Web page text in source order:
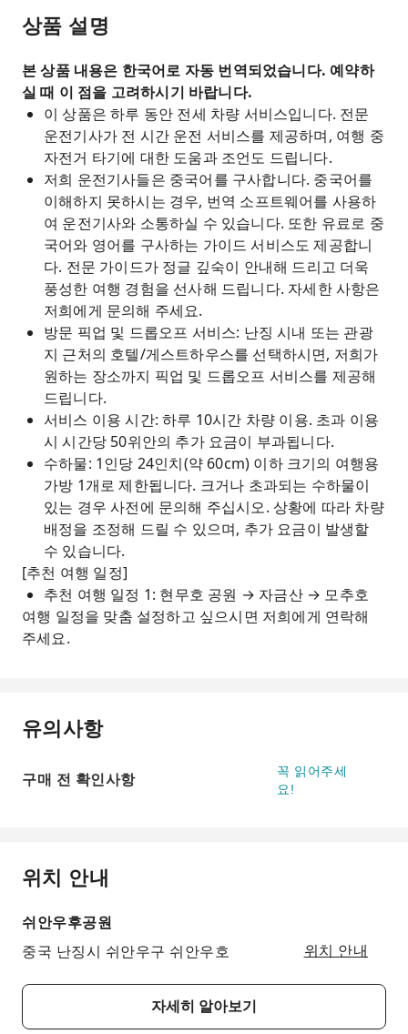
상품 설명
본 상품 내용은 한국어로 자동 번역되었습니다. 예약하
실 때 이 점을 고려하시기 바랍니다.
이 상품은 하루 동안 전세 차량 서비스입니다. 전문
운전기사가 전 시간 운전 서비스를 제공하며, 여행 중
자전거 타기에 대한 도움과 조언도 드립니다.
저희 운전기사들은 중국어를 구사합니다. 중국어를
이해하지 못하시는 경우, 번역 소프트웨어를 사용하
여 운전기사와 소통하실 수 있습니다. 또한 유료로 중
국어와 영어를 구사하는 가이드 서비스도 제공합니
다. 전문 가이드가 정글 깊숙이 안내해 드리고 더욱
풍성한 여행 경험을 선사해 드립니다. 자세한 사항은
저희에게 문의해 주세요.
방문 픽업 및 드롭오프 서비스: 난징 시내 또는 관광
지 근처의 호텔/게스트하우스를 선택하시면, 저희가
원하는 장소까지 픽업 및 드롭오프 서비스를 제공해
드립니다.
서비스 이용 시간: 하루 10시간 차량 이용. 초과 이용
시 시간당 50위안의 추가 요금이 부과됩니다.
수하물: 1인당 24인치(약 60cm) 이하 크기의 여행용
가방 1개로 제한됩니다. 크거나 초과되는 수하물이
있는 경우 사전에 문의해 주십시오. 상황에 따라 차량
배정을 조정해 드릴 수 있으며, 추가 요금이 발생할
수 있습니다.
[추천 여행 일정]
추천 여행 일정 1: 현무호 공원 → 자금산 → 모추호
여행 일정을 맞춤 설정하고 싶으시면 저희에게 연락해
주세요.
유의사항
구매 전 확인사항
꼭 읽어주세
요!
위치 안내
쉬안우후공원
중국 난징시 쉬안우구 쉬안우호
위치 안내
자세히 알아보기